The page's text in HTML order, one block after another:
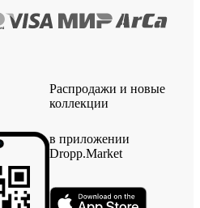
Распродажи и новые
коллекции
в приложении
Dropp.Market